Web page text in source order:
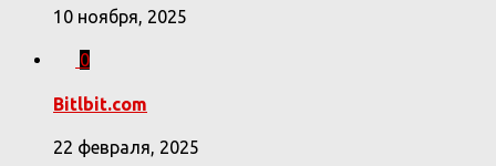
10 ноября, 2025
0
Bitlbit.com
22 февраля, 2025